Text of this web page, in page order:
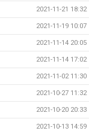
2021-11-21 18:32
2021-11-19 10:07
2021-11-14 20:05
2021-11-14 17:02
2021-11-02 11:30
2021-10-27 11:32
2021-10-20 20:33
2021-10-13 14:59